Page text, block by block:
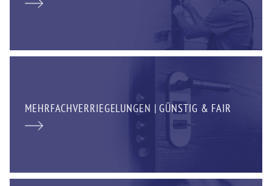
MEHRFACHVERRIEGELUNGEN | GÜNSTIG & FAIR